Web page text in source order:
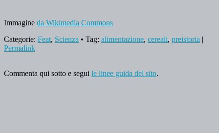
Immagine da Wikimedia Commons
Categorie: Feat, Scienza • Tag: alimentazione, cereali, preistoria |
Permalink
Commenta qui sotto e segui le linee guida del sito.